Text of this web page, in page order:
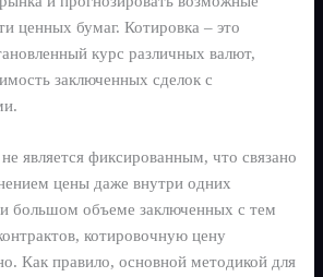
ценных бумаг. Котировка – это
курс различных валют,
заключенных сделок с
является фиксированным, что связано
цены даже внутри одних
большом объеме заключенных с тем
котировочную цену
Как правило, основной методикой для